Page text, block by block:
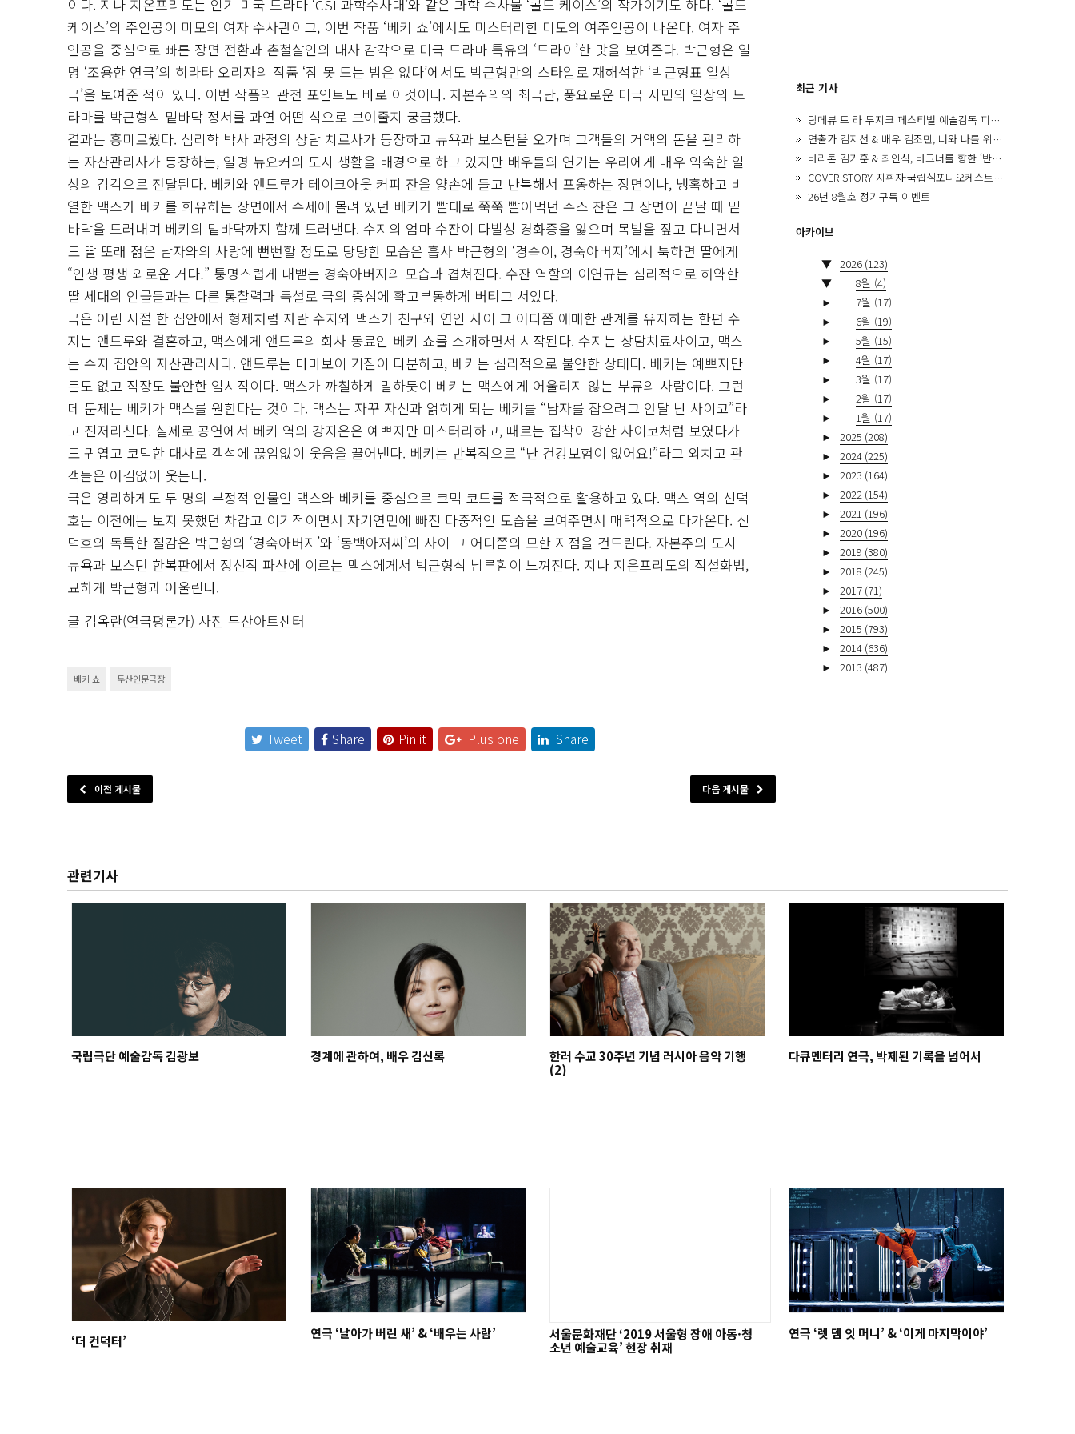
이다. 지나 지온프리도는 인기 미국 드라마 ‘CSI 과학수사대’와 같은 과학 수사물 ‘콜드 케이스’의 작가이기도 하다. ‘콜드
케이스’의 주인공이 미모의 여자 수사관이고, 이번 작품 ‘베키 쇼’에서도 미스터리한 미모의 여주인공이 나온다. 여자 주
인공을 중심으로 빠른 장면 전환과 촌철살인의 대사 감각으로 미국 드라마 특유의 ‘드라이’한 맛을 보여준다. 박근형은 일
명 ‘조용한 연극’의 히라타 오리자의 작품 ‘잠 못 드는 밤은 없다’에서도 박근형만의 스타일로 재해석한 ‘박근형표 일상
극’을 보여준 적이 있다. 이번 작품의 관전 포인트도 바로 이것이다. 자본주의의 최극단, 풍요로운 미국 시민의 일상의 드
라마를 박근형식 밑바닥 정서를 과연 어떤 식으로 보여줄지 궁금했다.
결과는 흥미로웠다. 심리학 박사 과정의 상담 치료사가 등장하고 뉴욕과 보스턴을 오가며 고객들의 거액의 돈을 관리하
는 자산관리사가 등장하는, 일명 뉴요커의 도시 생활을 배경으로 하고 있지만 배우들의 연기는 우리에게 매우 익숙한 일
상의 감각으로 전달된다. 베키와 앤드루가 테이크아웃 커피 잔을 양손에 들고 반복해서 포옹하는 장면이나, 냉혹하고 비
열한 맥스가 베키를 회유하는 장면에서 수세에 몰려 있던 베키가 빨대로 쭉쭉 빨아먹던 주스 잔은 그 장면이 끝날 때 밑
바닥을 드러내며 베키의 밑바닥까지 함께 드러낸다. 수지의 엄마 수잔이 다발성 경화증을 앓으며 목발을 짚고 다니면서
도 딸 또래 젊은 남자와의 사랑에 뻔뻔할 정도로 당당한 모습은 흡사 박근형의 ‘경숙이, 경숙아버지’에서 툭하면 딸에게
“인생 평생 외로운 거다!” 퉁명스럽게 내뱉는 경숙아버지의 모습과 겹쳐진다. 수잔 역할의 이연규는 심리적으로 허약한
딸 세대의 인물들과는 다른 통찰력과 독설로 극의 중심에 확고부동하게 버티고 서있다.
극은 어린 시절 한 집안에서 형제처럼 자란 수지와 맥스가 친구와 연인 사이 그 어디쯤 애매한 관계를 유지하는 한편 수
지는 앤드루와 결혼하고, 맥스에게 앤드루의 회사 동료인 베키 쇼를 소개하면서 시작된다. 수지는 상담치료사이고, 맥스
는 수지 집안의 자산관리사다. 앤드루는 마마보이 기질이 다분하고, 베키는 심리적으로 불안한 상태다. 베키는 예쁘지만
돈도 없고 직장도 불안한 임시직이다. 맥스가 까칠하게 말하듯이 베키는 맥스에게 어울리지 않는 부류의 사람이다. 그런
데 문제는 베키가 맥스를 원한다는 것이다. 맥스는 자꾸 자신과 얽히게 되는 베키를 “남자를 잡으려고 안달 난 사이코”라
고 진저리친다. 실제로 공연에서 베키 역의 강지은은 예쁘지만 미스터리하고, 때로는 집착이 강한 사이코처럼 보였다가
도 귀엽고 코믹한 대사로 객석에 끊임없이 웃음을 끌어낸다. 베키는 반복적으로 “난 건강보험이 없어요!”라고 외치고 관
객들은 어김없이 웃는다.
극은 영리하게도 두 명의 부정적 인물인 맥스와 베키를 중심으로 코믹 코드를 적극적으로 활용하고 있다. 맥스 역의 신덕
호는 이전에는 보지 못했던 차갑고 이기적이면서 자기연민에 빠진 다중적인 모습을 보여주면서 매력적으로 다가온다. 신
덕호의 독특한 질감은 박근형의 ‘경숙아버지’와 ‘동백아저씨’의 사이 그 어디쯤의 묘한 지점을 건드린다. 자본주의 도시
뉴욕과 보스턴 한복판에서 정신적 파산에 이르는 맥스에게서 박근형식 남루함이 느껴진다. 지나 지온프리도의 직설화법,
묘하게 박근형과 어울린다.
글 김옥란(연극평론가) 사진 두산아트센터
베키 쇼 두산인문극장
Tweet Share Pin it Plus one Share
이전 게시물 다음 게시물
최근 기사
랑데뷰 드 라 무지크 페스티벌 예술감독 피아니스트 김혜진, 5년간의 여정을 돌아보며
연출가 김지선 & 배우 김조민, 너와 나를 위한 ‘모두의 숲’에서 만나는 동심
바리톤 김기훈 & 최인식, 바그너를 향한 ‘반지 원정대’를 앞두고
COVER STORY 지휘자·국립심포니오케스트라 제8대 음악감독 로베르토 아바도
26년 8월호 정기구독 이벤트
아카이브
▼ 2026 (123)
▼
8월 (4)
►
7월 (17)
►
6월 (19)
►
5월 (15)
►
4월 (17)
►
3월 (17)
►
2월 (17)
►
1월 (17)
►
2025 (208)
►
2024 (225)
►
2023 (164)
►
2022 (154)
►
2021 (196)
►
2020 (196)
►
2019 (380)
►
2018 (245)
►
2017 (71)
►
2016 (500)
►
2015 (793)
►
2014 (636)
►
2013 (487)
관련기사
국립극단 예술감독 김광보 경계에 관하여, 배우 김신록
한러 수교 30주년 기념 러시아 음악 기행
(2)
다큐멘터리 연극, 박제된 기록을 넘어서
‘더 컨덕터’ 연극 ‘날아가 버린 새’ & ‘배우는 사람’
서울문화재단 ‘2019 서울형 장애 아동·청
소년 예술교육’ 현장 취재
연극 ‘렛 뎀 잇 머니’ & ‘이게 마지막이야’